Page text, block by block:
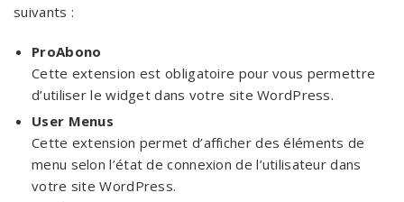
suivants :
ProAbono
Cette extension est obligatoire pour vous permettre
d’utiliser le widget dans votre site WordPress.
User Menus
Cette extension permet d’afficher des éléments de
menu selon l’état de connexion de l’utilisateur dans
votre site WordPress.